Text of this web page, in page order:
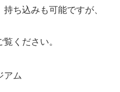
ち込みも可能ですが、
ください。
アム